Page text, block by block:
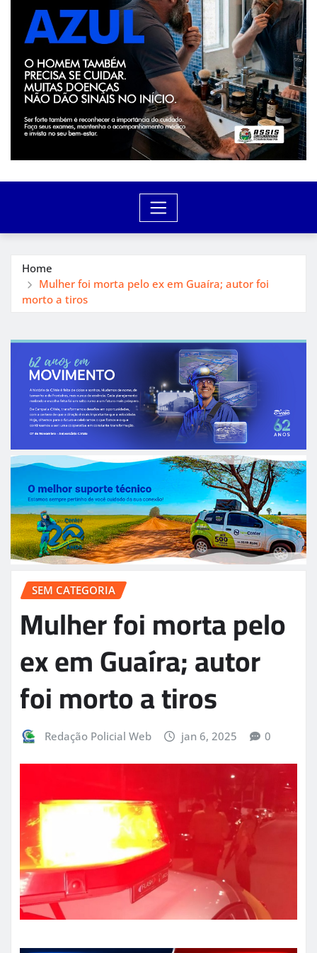
Home
Mulher foi morta pelo ex em Guaíra; autor foi
morto a tiros
SEM CATEGORIA
Mulher foi morta pelo
ex em Guaíra; autor
foi morto a tiros
Redação Policial Web jan 6, 2025 0